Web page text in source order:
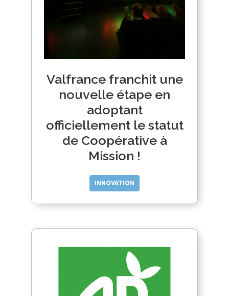
Valfrance franchit une
nouvelle étape en
adoptant
officiellement le statut
de Coopérative à
Mission !
INNOVATION